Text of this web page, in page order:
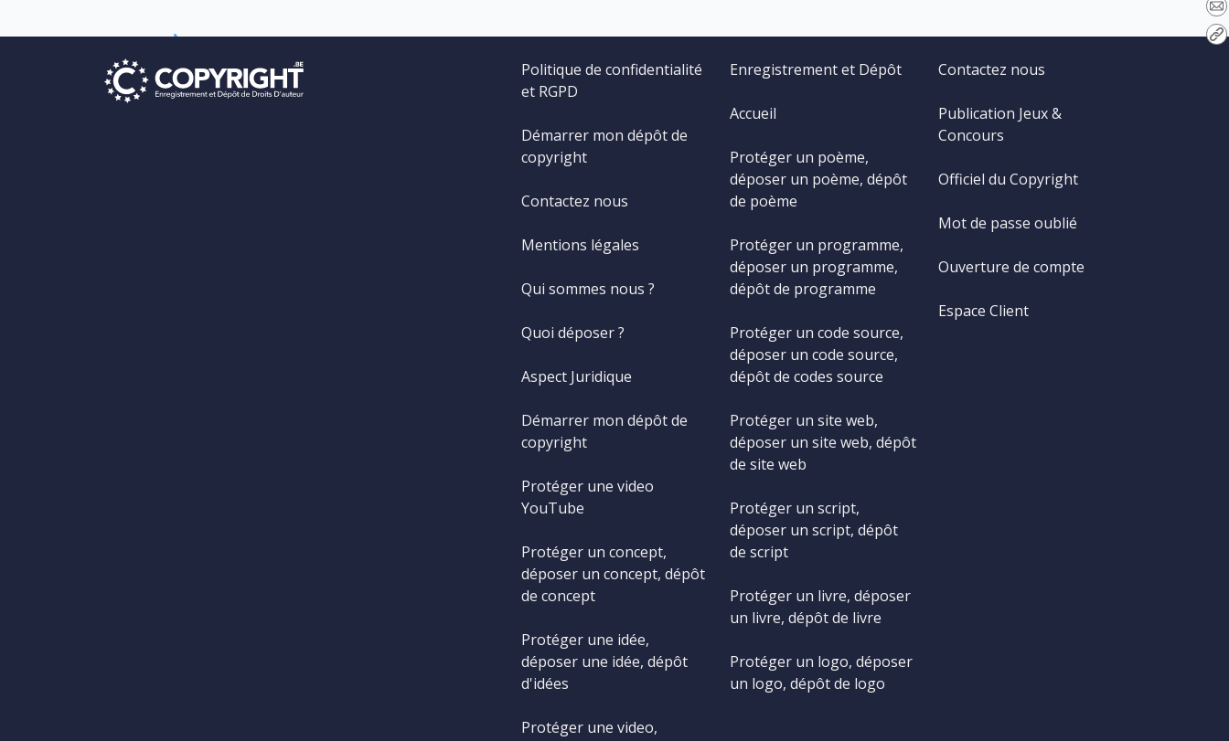
Politique de confidentialité
et RGPD
Démarrer mon dépôt de
copyright
Contactez nous
Mentions légales
Qui sommes nous ?
Quoi déposer ?
Aspect Juridique
Démarrer mon dépôt de
copyright
Protéger une video
YouTube
Protéger un concept,
déposer un concept, dépôt
de concept
Protéger une idée,
déposer une idée, dépôt
d'idées
Protéger une video,
Enregistrement et Dépôt
Accueil
Protéger un poème,
déposer un poème, dépôt
de poème
Protéger un programme,
déposer un programme,
dépôt de programme
Protéger un code source,
déposer un code source,
dépôt de codes source
Protéger un site web,
déposer un site web, dépôt
de site web
Protéger un script,
déposer un script, dépôt
de script
Protéger un livre, déposer
un livre, dépôt de livre
Protéger un logo, déposer
un logo, dépôt de logo
Contactez nous
Publication Jeux &
Concours
Officiel du Copyright
Mot de passe oublié
Ouverture de compte
Espace Client